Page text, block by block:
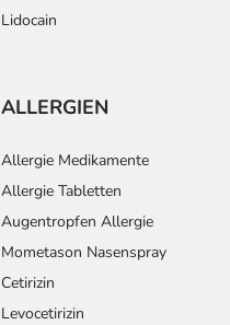
Lidocain
ALLERGIEN
Allergie Medikamente
Allergie Tabletten
Augentropfen Allergie
Mometason Nasenspray
Cetirizin
Levocetirizin